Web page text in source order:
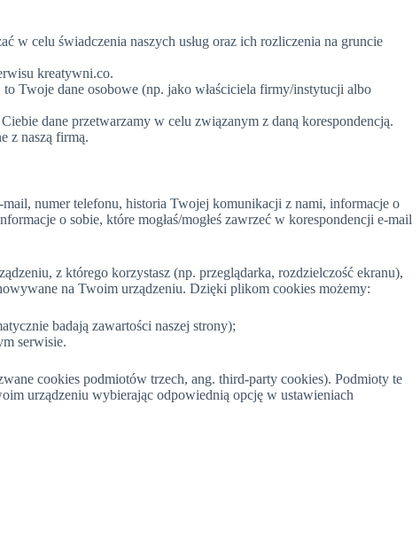
w celu świadczenia naszych usług oraz ich rozliczenia na gruncie
kreatywni.co.
to Twoje dane osobowe (np. jako właściciela firmy/instytucji albo
dane przetwarzamy w celu związanym z daną korespondencją.
z naszą firmą.
numer telefonu, historia Twojej komunikacji z nami, informacje o
o sobie, które mogłaś/mogłeś zawrzeć w korespondencji e-mail
z którego korzystasz (np. przeglądarka, rozdzielczość ekranu),
na Twoim urządzeniu. Dzięki plikom cookies możemy:
badają zawartości naszej strony);
serwisie.
cookies podmiotów trzech, ang. third-party cookies). Podmioty te
urządzeniu wybierając odpowiednią opcję w ustawieniach